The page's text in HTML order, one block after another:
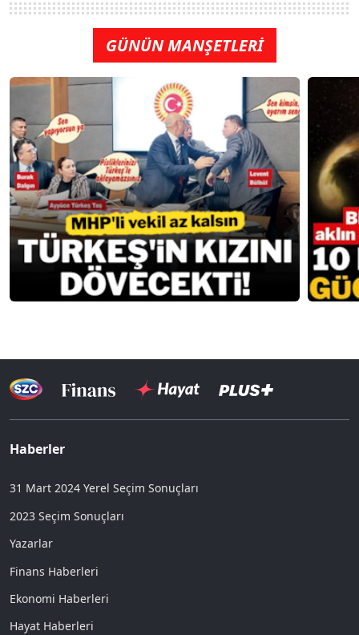
GÜNÜN MANŞETLERİ
Haberler
31 Mart 2024 Yerel Seçim Sonuçları
2023 Seçim Sonuçları
Yazarlar
Finans Haberleri
Ekonomi Haberleri
Hayat Haberleri